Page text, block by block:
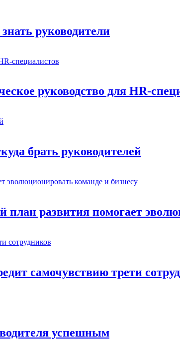
руководители
руководство для HR-
брать руководителей
развития помогает
самочувствию трети
успешным